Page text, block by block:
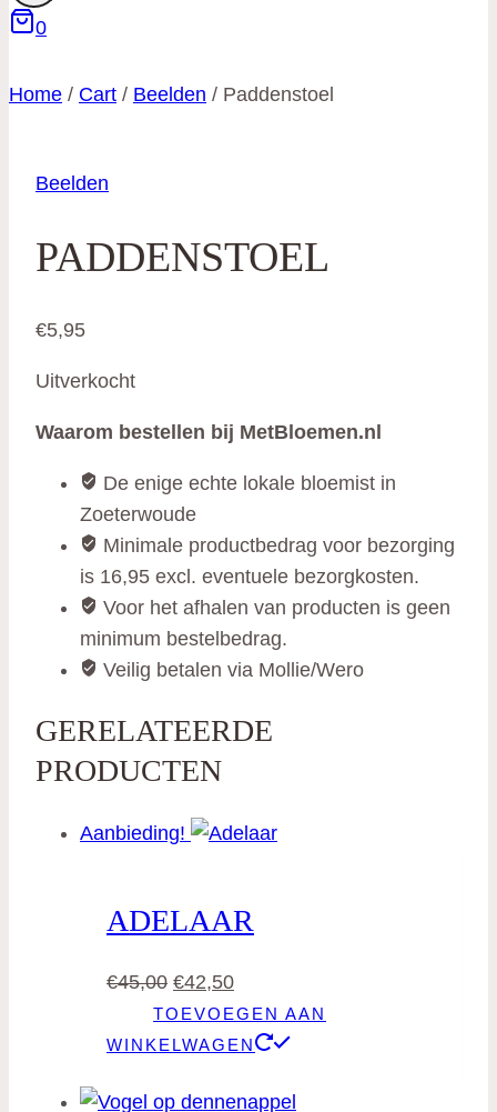
0
Home / Cart / Beelden / Paddenstoel
Beelden
PADDENSTOEL
€5,95
Uitverkocht
Waarom bestellen bij MetBloemen.nl
De enige echte lokale bloemist in
Zoeterwoude
Minimale productbedrag voor bezorging
is 16,95 excl. eventuele bezorgkosten.
Voor het afhalen van producten is geen
minimum bestelbedrag.
Veilig betalen via Mollie/Wero
GERELATEERDE
PRODUCTEN
Aanbieding!
ADELAAR
€45,00 Oorspronkelijke
prijs
was:
€42,50Huidige
prijs
is:
TOEVOEGEN AAN
WINKELWAGEN